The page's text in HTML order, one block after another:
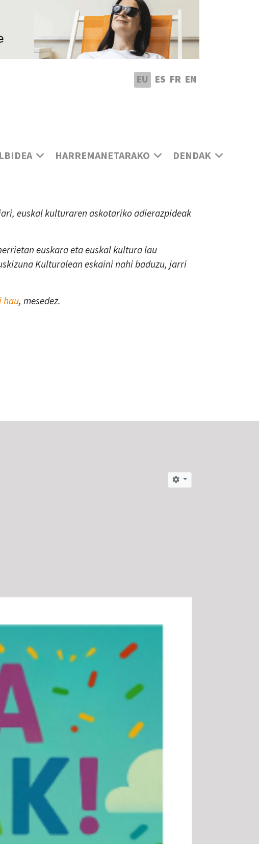
EU ES FR EN
HARREMANETARAKO
DENDAK
euskal kulturaren askotariko adierazpideak
euskara eta euskal kultura lau
Kulturalean eskaini nahi baduzu, jarri
hau, mesedez.